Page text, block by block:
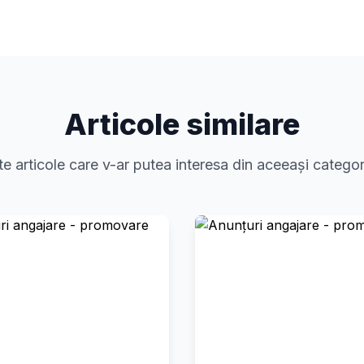
Articole similare
articole care v-ar putea interesa din aceeași